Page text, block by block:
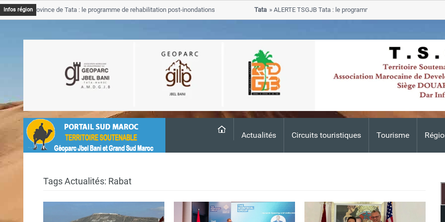
Actualités Circuits touristiques Tourisme
Infos région
Province de Tata : le programme de rehabilitation post-inondations
ALERTE TSGJB Tata : le programme de rehabilitation post-
progresse dans les zones sinistrees
Tags Actualités: Rabat